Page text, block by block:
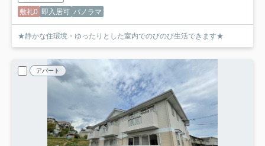
敷礼0 即入居可 パノラマ
★静かな住環境・ゆったりとした室内でのびのび生活できます★
アパート